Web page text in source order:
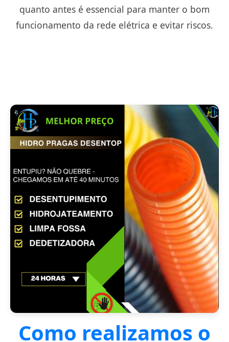
quanto antes é essencial para manter o bom
funcionamento da rede elétrica e evitar riscos.
Como realizamos o